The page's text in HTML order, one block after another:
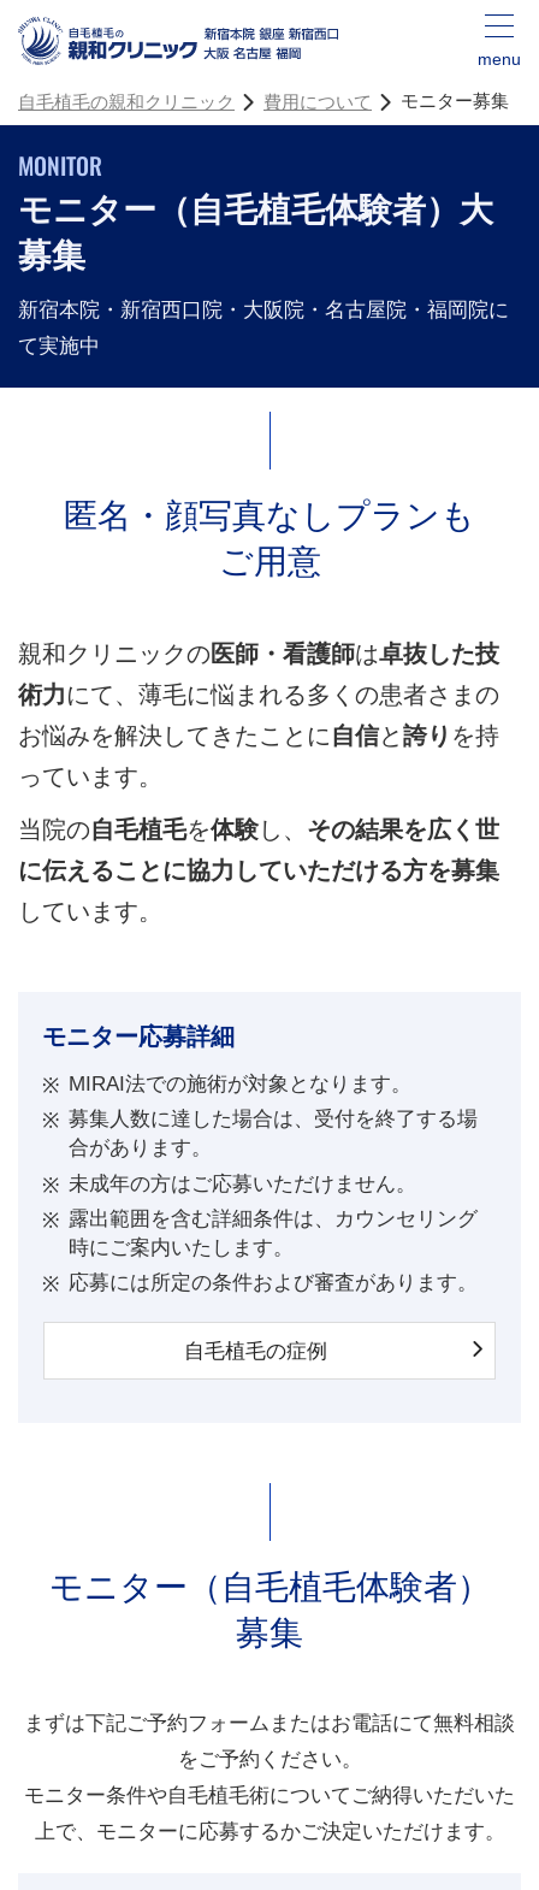
menu
自毛植毛の親和クリニック 費用について モニター募集
MONITOR
モニター（自毛植毛体験者）大
募集
新宿本院・新宿西口院・大阪院・名古屋院・福岡院に
て実施中
匿名・顔写真なしプランも
ご用意
親和クリニックの医師・看護師は卓抜した技
術力にて、薄毛に悩まれる多くの患者さまの
お悩みを解決してきたことに自信と誇り を持
っています。
当院の自毛植毛を体験し、 その結果を広く世
に伝えることに協力していただける方を募集
しています。
モニター応募詳細
MIRAI法での施術が対象となります。
募集人数に達した場合は、受付を終了する場
合があります。
未成年の方はご応募いただけません。
露出範囲を含む詳細条件は、カウンセリング
時にご案内いたします。
応募には所定の条件および審査があります。
自毛植毛の症例
モニター（自毛植毛体験者）
募集
まずは下記ご予約フォームまたはお電話にて無料相談
をご予約ください。
モニター条件や自毛植毛術についてご納得いただいた
上で、モニターに応募するかご決定いただけます。